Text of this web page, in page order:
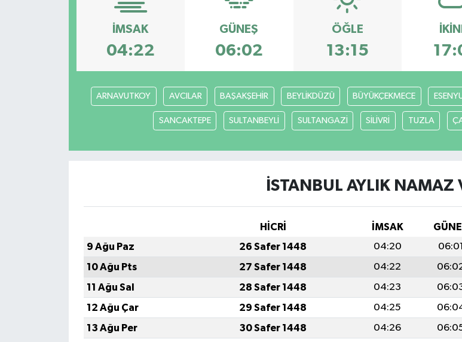
İMSAK
04:22
GÜNEŞ
06:02
ÖĞLE
13:15
ARNAVUTKOY AVCILAR BAŞAKŞEHİR BEYLİKDÜZÜ BÜYÜKÇEKMECE
SANCAKTEPE SULTANBEYLİ SULTANGAZİ SİLİVRİ TUZLA
İSTANBUL AYLIK NAMAZ
HİCRİ İMSAK
9 Ağu Paz
26 Safer 1448 04:20 06:01
10 Ağu Pts
27 Safer 1448 04:22
11 Ağu Sal
28 Safer 1448 04:23
12 Ağu Çar
29 Safer 1448 04:25
13 Ağu Per
30 Safer 1448 04:26